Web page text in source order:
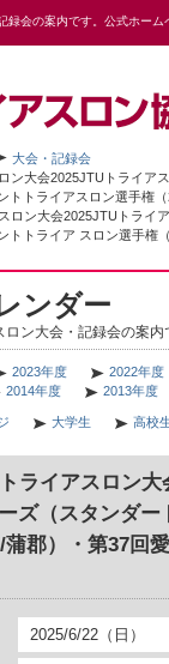
会の案内です。公式ホーム
大会・記録会
ン大会2025JTUトライア
トトライアスロン選手権
ロン大会2025JTUトライ
トトライア スロン選手
ンダー
ン大会・記録会の案
2023年度 2022年度
2014年度 2013年度
大学生 高校
ライアスロン
ズ（スタンダ
郡）・第37回
2025/6/22（日）